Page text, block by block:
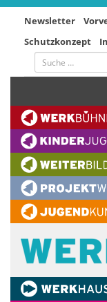
Newsletter
Schutzkonzept